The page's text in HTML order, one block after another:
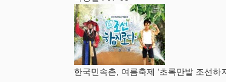
한국민속촌, 여름축제 ‘초록만발 조선하